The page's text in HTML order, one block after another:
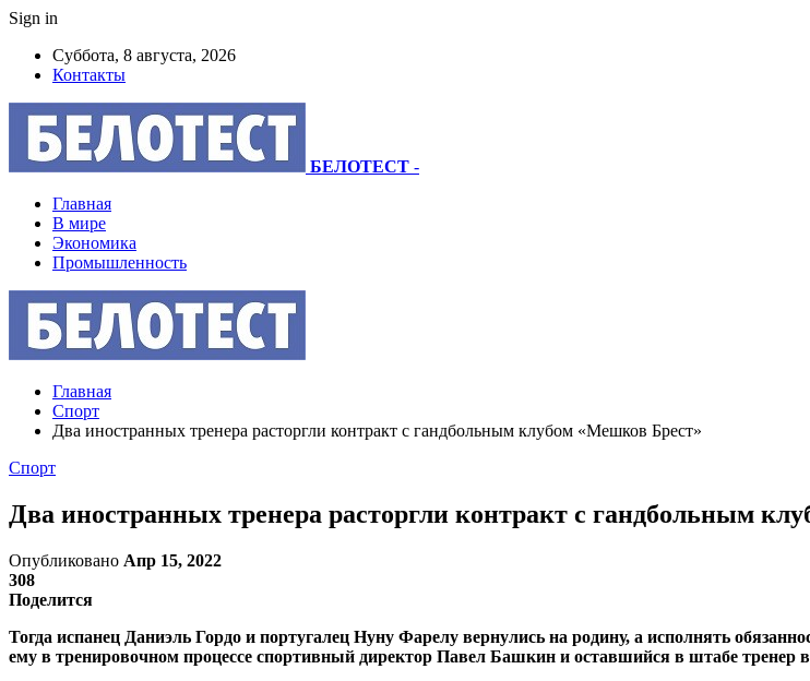
Sign in
Суббота, 8 августа, 2026
Контакты
БЕЛОТЕСТ -
Главная
В мире
Экономика
Промышленность
Главная
Спорт
Два иностранных тренера расторгли контракт с гандбольным клубом «Мешков Брест»
Спорт
Два иностранных тренера расторгли контракт с гандбольным
Опубликовано Апр 15, 2022
308
Поделится
Тогда испанец Даниэль Гордо и португалец Нуну Фарелу вернулись на родину, а исполнять
ему в тренировочном процессе спортивный директор Павел Башкин и оставшийся в штабе